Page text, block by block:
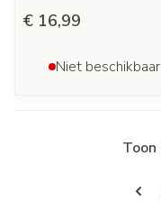
€ 16,99
Niet beschikbaar
Toon